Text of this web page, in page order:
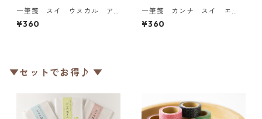
一筆箋 スイ ウヌカル ア
ン ロ
¥360
一筆箋 カンナ スイ エ
ク ハニ！
¥360
▼セットでお得♪ ▼